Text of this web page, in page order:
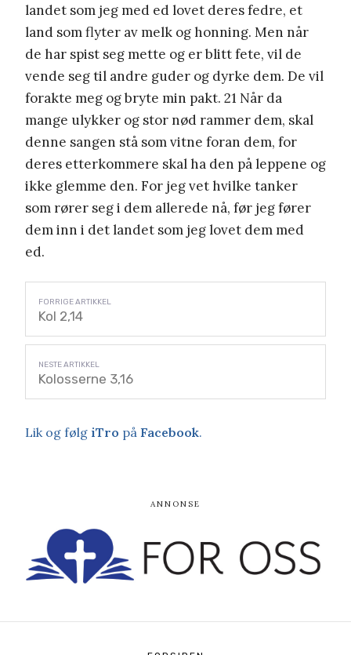
landet som jeg med ed lovet deres fedre, et
land som flyter av melk og honning. Men når
de har spist seg mette og er blitt fete, vil de
vende seg til andre guder og dyrke dem. De vil
forakte meg og bryte min pakt. 21 Når da
mange ulykker og stor nød rammer dem, skal
denne sangen stå som vitne foran dem, for
deres etterkommere skal ha den på leppene og
ikke glemme den. For jeg vet hvilke tanker
som rører seg i dem allerede nå, før jeg fører
dem inn i det landet som jeg lovet dem med
ed.
Kol 2,14
Kolosserne 3,16
Lik og følg iTro på Facebook.